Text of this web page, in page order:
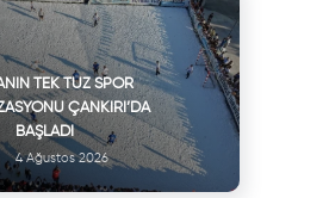
TEK TUZ SPOR
ÇANKIRI’DA
BAŞLADI
4 Ağustos 2026